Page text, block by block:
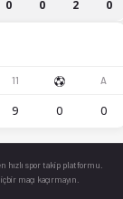
0 0 2 0
11 A
9 0 0
hızlı spor takip platformu.
maçı kaçırmayın.